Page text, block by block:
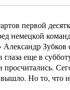
первой
немецкой
Александр Зубков
глаза еще в
Но то, что